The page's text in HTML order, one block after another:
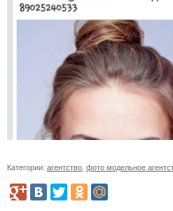
Категории: агентство фото модельное